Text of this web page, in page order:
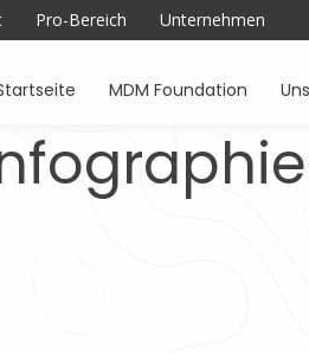
Pro-Bereich Unternehmen
MDM Foundation